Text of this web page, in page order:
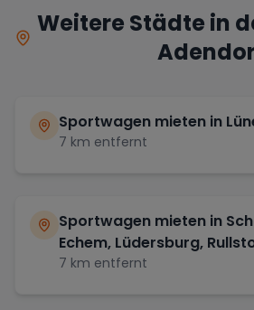
Weitere Städte in
Sportwagen mieten in
7 km entfernt
Sportwagen mieten in
Echem, Lüdersburg,
7 km entfernt